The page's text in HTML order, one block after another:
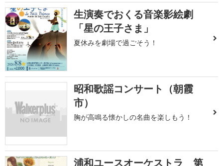
生演奏でおくる音楽影絵劇
「星の王子さま」
夏休みを劇場で過ごそう！
昭和歌謡コンサート（朝霞
市）
胸が高鳴る懐かしの名曲を楽しもう！
浦和ユースオーケストラ 第